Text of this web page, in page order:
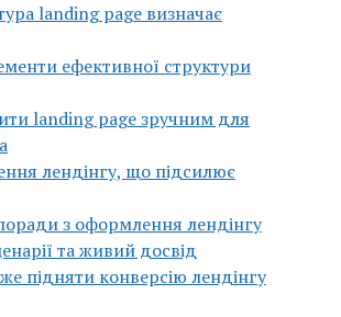
landing page визначає
ефективної структури
landing page зручним для
лендінгу, що підсилює
з оформлення лендінгу
та живий досвід
підняти конверсію лендінгу